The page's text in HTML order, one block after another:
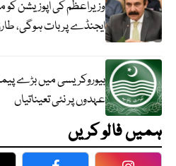
وزیراعظم کی اپوزیشن
ایجنڈے پر بات ہوگی،
بیوروکریسی میں بڑے
عہدوں پر نئی تعیناتیاں
ہمیں فالو کریں